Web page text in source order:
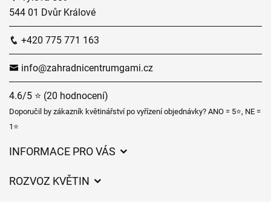
544 01 Dvůr Králové
+420 775 771 163
info@zahradnicentrumgami.cz
4.6/5 ⭐ (20 hodnocení)
Doporučil by zákazník květinářství po vyřízení objednávky? ANO = 5⭐, NE =
1⭐
INFORMACE PRO VÁS
ROZVOZ KVĚTIN